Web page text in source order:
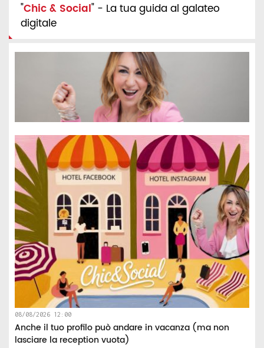
"Chic & Social" - La tua guida al galateo
digitale
08/08/2026 12:00
Anche il tuo profilo può andare in vacanza (ma non
lasciare la reception vuota)